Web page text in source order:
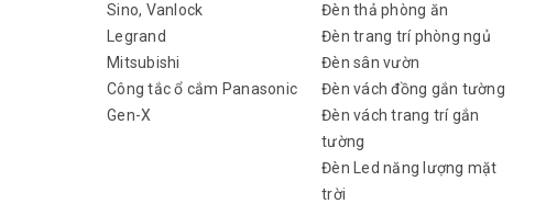
Sino, Vanlock
Legrand
Mitsubishi
Công tắc ổ cắm Panasonic
Gen-X
Đèn thả phòng ăn
Đèn trang trí phòng ngủ
Đèn sân vườn
Đèn vách đồng gắn tường
Đèn vách trang trí gắn
tường
Đèn Led năng lượng mặt
trời